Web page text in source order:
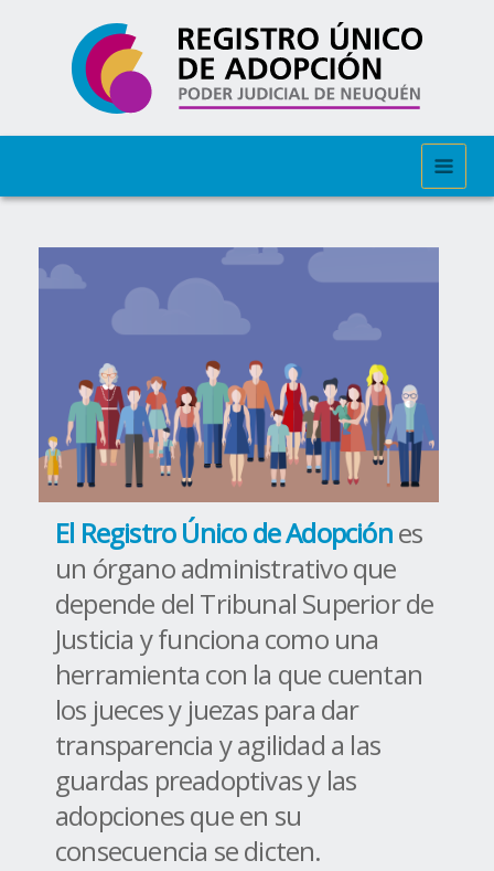
El Registro Único de Adopciónes
un órgano administrativo que
depende del Tribunal Superior de
Justicia y funciona como una
herramienta con la que cuentan
los jueces y juezas para dar
transparencia y agilidad a las
guardas preadoptivas y las
adopciones que en su
consecuencia se dicten.